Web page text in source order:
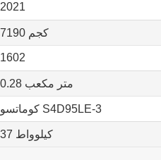
2021
7190 كجم
1602
0.28 متر مكعب
كوماتسو S4D95LE-3
37 كيلوواط